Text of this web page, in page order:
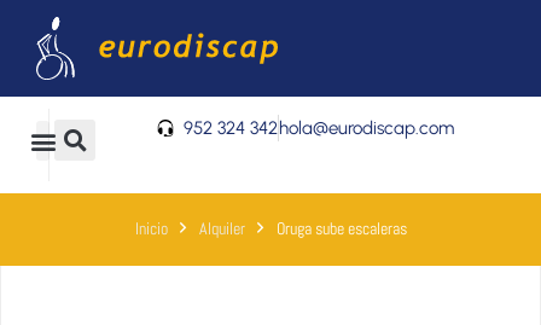
contenido
0
Carrito 952 324 342hola@eurodiscap.com
Inicio Alquiler Oruga sube escaleras